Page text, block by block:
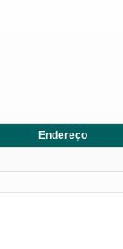
Endereço